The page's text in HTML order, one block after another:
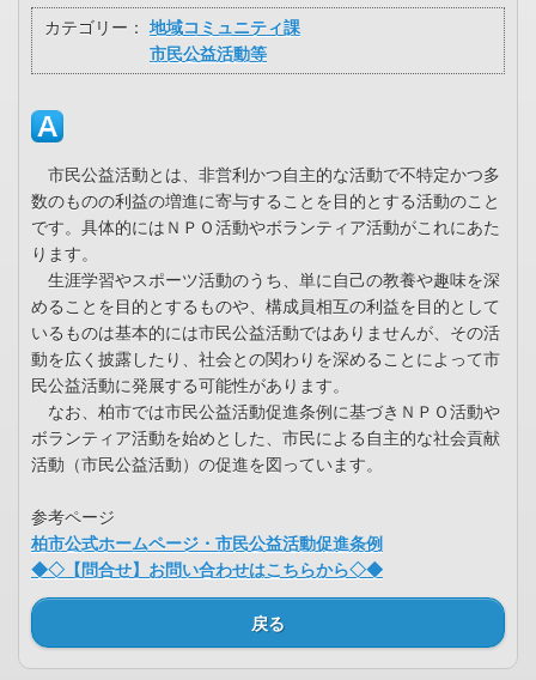
カテゴリー：
地域コミュニティ課
市民公益活動等
市民公益活動とは、非営利かつ自主的な活動で不特定かつ多
数のものの利益の増進に寄与することを目的とする活動のこと
です。具体的にはＮＰＯ活動やボランティア活動がこれにあた
ります。
生涯学習やスポーツ活動のうち、単に自己の教養や趣味を深
めることを目的とするものや、構成員相互の利益を目的として
いるものは基本的には市民公益活動ではありませんが、その活
動を広く披露したり、社会との関わりを深めることによって市
民公益活動に発展する可能性があります。
なお、柏市では市民公益活動促進条例に基づきＮＰＯ活動や
ボランティア活動を始めとした、市民による自主的な社会貢献
活動（市民公益活動）の促進を図っています。
参考ページ
柏市公式ホームページ・市民公益活動促進条例
◆◇【問合せ】お問い合わせはこちらから◇◆
戻る